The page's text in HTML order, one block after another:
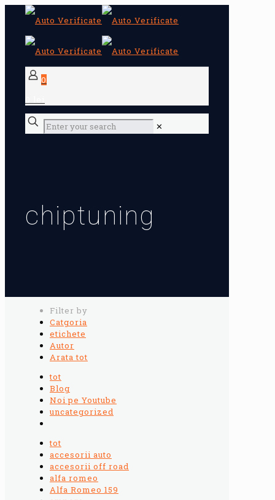
0
✕
chiptuning
Filter by
Catgoria
etichete
Autor
Arata tot
tot
Blog
Noi pe Youtube
uncategorized
tot
accesorii auto
accesorii off road
alfa romeo
Alfa Romeo 159